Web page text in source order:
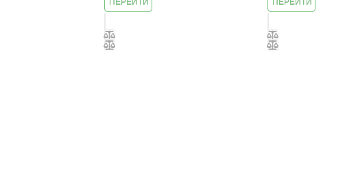
ПЕРЕЙТИ
ЗАНЯТИЮ
ПЕРЕЙТИ
ЗАНЯТИЮ